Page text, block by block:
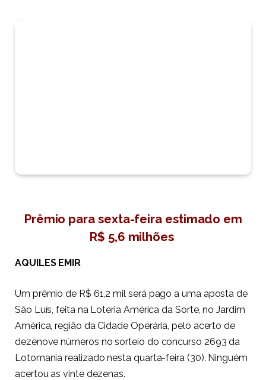
Prêmio para sexta-feira estimado em
R$ 5,6 milhões
AQUILES EMIR
Um prêmio de R$ 61,2 mil será pago a uma aposta de
São Luís, feita na Loteria América da Sorte, no Jardim
América, região da Cidade Operária, pelo acerto de
dezenove números no sorteio do concurso 2693 da
Lotomania realizado nesta quarta-feira (30). Ninguém
acertou as vinte dezenas.